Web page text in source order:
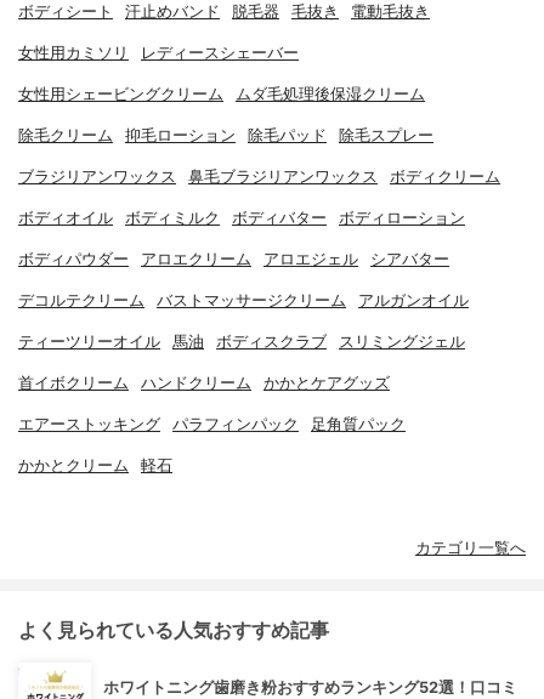
ボディシート 汗止めバンド 脱毛器 毛抜き 電動毛抜き
女性用カミソリ レディースシェーバー
女性用シェービングクリーム ムダ毛処理後保湿クリーム
除毛クリーム 抑毛ローション 除毛パッド 除毛スプレー
ブラジリアンワックス 鼻毛ブラジリアンワックス ボディクリーム
ボディオイル ボディミルク ボディバター ボディローション
ボディパウダー アロエクリーム アロエジェル シアバター
デコルテクリーム バストマッサージクリーム アルガンオイル
ティーツリーオイル 馬油 ボディスクラブ スリミングジェル
首イボクリーム ハンドクリーム かかとケアグッズ
エアーストッキング パラフィンパック 足角質パック
かかとクリーム 軽石
カテゴリ一覧へ
よく見られている人気おすすめ記事
ホワイトニング歯磨き粉おすすめランキング52選！口コミ